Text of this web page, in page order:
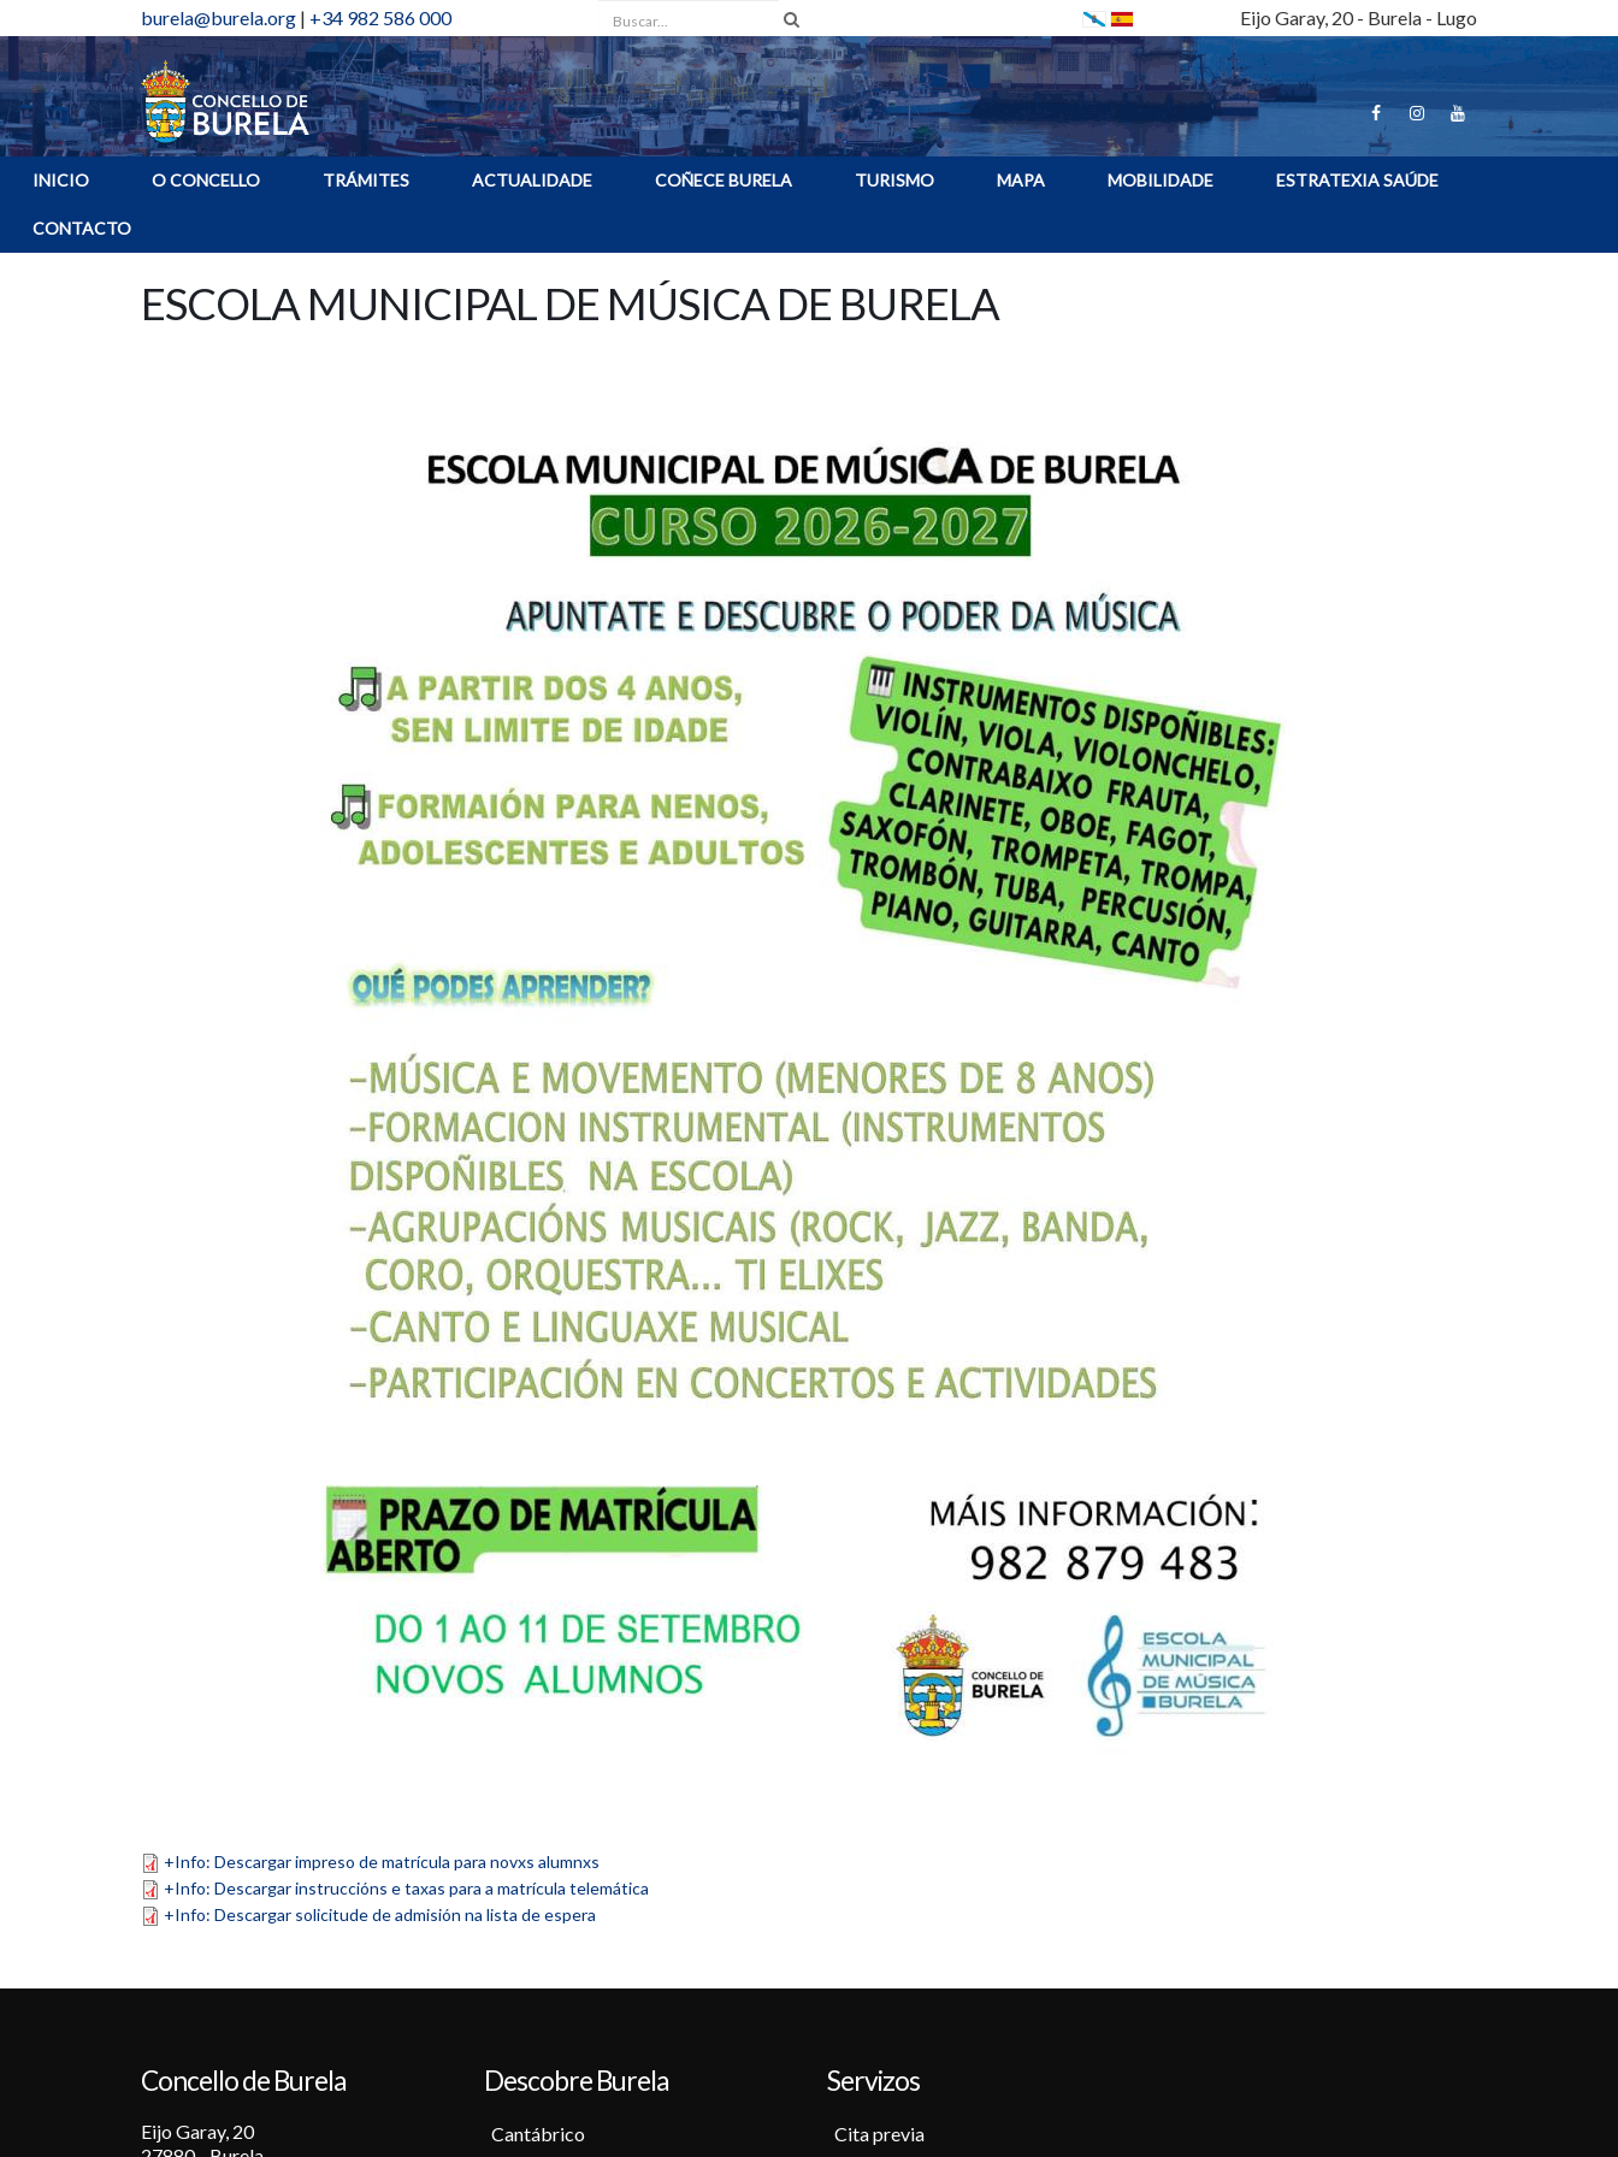
burela@burela.org | +34 982 586 000 Buscar Eijo Garay, 20 - Burela - Lugo
INICIO O CONCELLO TRÁMITES ACTUALIDADE COÑECE BURELA TURISMO MAPA MOBILIDADE ESTRATEXIA SAÚDE
CONTACTO
ESCOLA MUNICIPAL DE MÚSICA DE BURELA
+Info: Descargar impreso de matrícula para novxs alumnxs
+Info: Descargar instruccións e taxas para a matrícula telemática
+Info: Descargar solicitude de admisión na lista de espera
Concello de Burela
Eijo Garay, 20
Descobre Burela
Cantábrico
Servizos
Cita previa